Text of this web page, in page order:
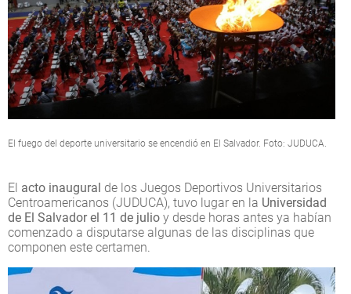
El fuego del deporte universitario se encendió en El Salvador. Foto: JUDUCA.
El acto inaugural de los Juegos Deportivos Universitarios
Centroamericanos (JUDUCA), tuvo lugar en la Universidad
de El Salvador el 11 de julio y desde horas antes ya habían
comenzado a disputarse algunas de las disciplinas que
componen este certamen.